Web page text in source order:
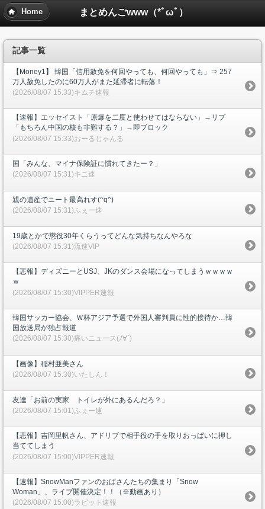
まとめんごwww（*ﾟωﾟ）
Home
記事一覧
【Money1】 韓国「信用赦免を何回やっても、何回やっても」⇒ 257
万人赦免したのに60万人がまた延滞者に転落！
(2026/08/07 15:33)キムチ速報
【速報】エッセイスト「原爆を二度と使わせてはならない」→リプ
「もちろん中国の核も非難する？」→即ブロック
(2026/08/07 15:33)おーるじゃんる
国「みんな、マイナ保険証に慣れてきたー？」
(2026/08/07 15:31)キニ速
親の遺産でニート最高れす(^q^)
(2026/08/07 15:31)ふぇー速
19歳とかで懲役30年くらうってどんな気持ちなんやろな
(2026/08/07 15:31)流速VIP
【悲報】ディズニーとUSJ、JKのダンス会場になってしまうｗｗｗｗ
ｗ
(2026/08/07 15:30)VIPPER速報
韓国サッカー協会、Ｗ杯アジア予選で外国人審判員に性的接待か…韓
国放送局が独占報道
(2026/08/07 15:30)痛いニュース(ﾉ∀`)
【画像】稲村亜美さん
(2026/08/07 15:30)いたしん！
友達「お前の実家 トイレが外にあるんだろ？」
(2026/08/07 15:01)ふぇー速
【悲報】吉岡里帆さん、アドリブで相手役の手を取りおっぱいに押し
当ててしまう
(2026/08/07 15:00)VIPPER速報
【速報】SnowManファンのおばさんたちの集まり「Snow
Woman」、ライブ開催決定！！（※動画あり）
(2026/08/07 15:00)ラビット速報